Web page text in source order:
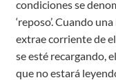
condiciones se
‘reposo’. Cuando
extrae corriente de
se esté recargando,
que no estará